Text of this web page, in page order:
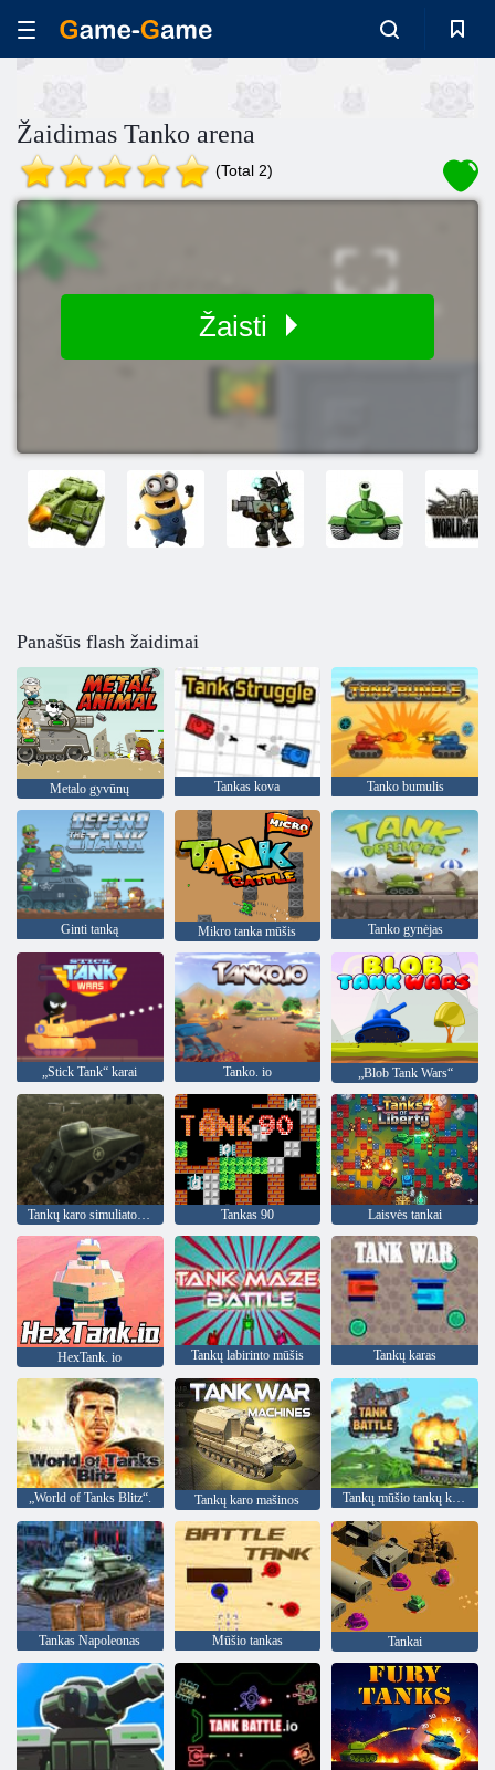
Žaidimas Tanko arena
(Total 2)
Žaisti
Panašūs flash žaidimai
Metalo gyvūnų Tankas kova Tanko bumulis
Ginti tanką Mikro tanka mūšis Tanko gynėjas
„Stick Tank“ karai Tanko. io „Blob Tank Wars“
Tankų karo simuliatorius Tankas 90 Laisvės tankai
HexTank. io Tankų labirinto mūšis Tankų karas
„World of Tanks Blitz“. Tankų karo mašinos Tankų mūšio tankų karas
Tankas Napoleonas Mūšio tankas Tankai